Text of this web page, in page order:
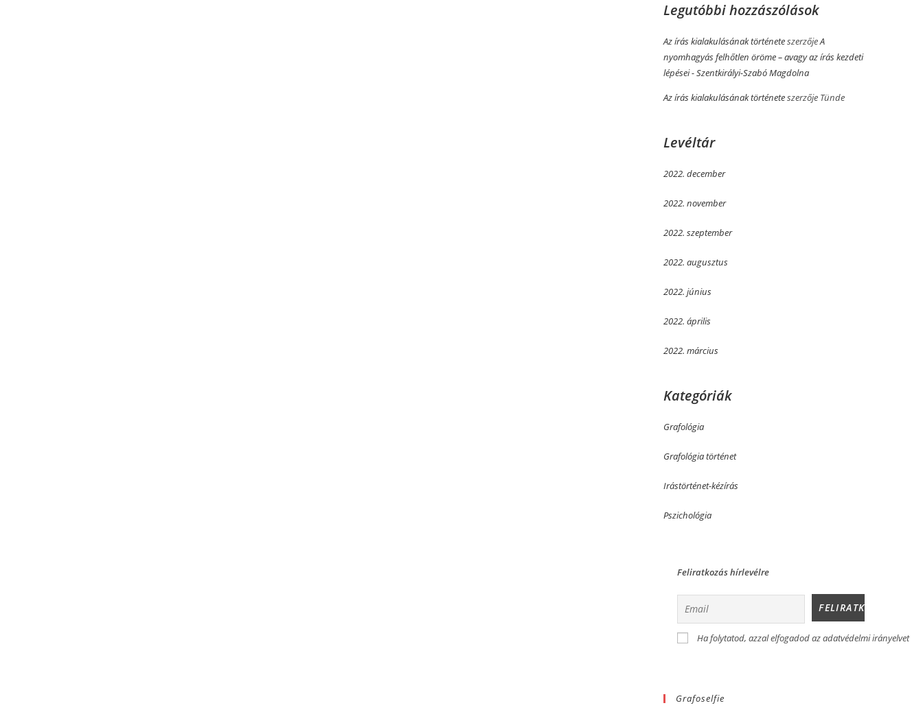
Legutóbbi hozzászólások
Az írás kialakulásának történeteszerzőjeA
nyomhagyás felhőtlen öröme­­ – avagy az írás kezdeti
lépései - Szentkirályi-Szabó Magdolna
Az írás kialakulásának történeteszerzője Tünde
Levéltár
2022. december
2022. november
2022. szeptember
2022. augusztus
2022. június
2022. április
2022. március
Kategóriák
Grafológia
Grafológia történet
Irástörténet-kézírás
Pszichológia
Feliratkozás hírlevélre
Ha folytatod, azzal elfogadod az adatvédelmi irányelvet
Grafoselfie